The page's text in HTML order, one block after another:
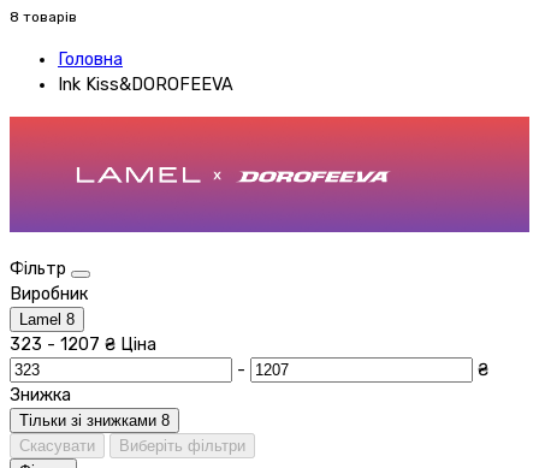
8 товарів
Головна
Ink Kiss&DOROFEEVA
Фільтр
Виробник
Lamel 8
323 - 1207 ₴ Ціна
-
₴
Знижка
Тільки зі знижками 8
Скасувати
Виберіть фільтри